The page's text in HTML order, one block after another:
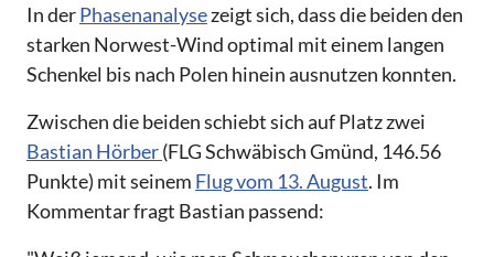
In derPhasenanalysezeigt sich, dass die beiden den
starken Norwest-Wind optimal mit einem langen
Schenkel bis nach Polen hinein ausnutzen konnten.
Zwischen die beiden schiebt sich auf Platz zwei
Bastian Hörber(FLG Schwäbisch Gmünd, 146.56
Punkte) mit seinem Flug vom 13. August. Im
Kommentar fragt Bastian passend: